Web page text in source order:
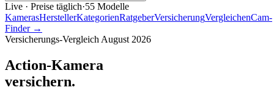
Live · Preise täglich·55 Modelle
KamerasHerstellerKategorienRatgeberVersicherungVergleichenCam-
Finder →
Versicherungs-Vergleich August 2026
Action-Kamera
versichern.